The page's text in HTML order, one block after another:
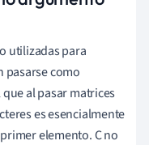
utilizadas para
pasarse como
al pasar matrices
es esencialmente
elemento. C no